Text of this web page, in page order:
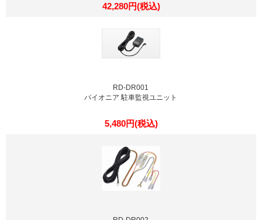
42,280円(税込)
RD-DR001
パイオニア 駐車監視ユニット
5,480円(税込)